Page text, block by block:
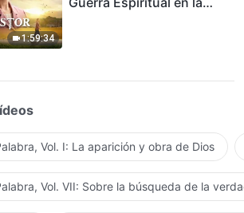
1:59:34
Vol. I: La aparición y obra de Dios
Vol. VII: Sobre la búsqueda de la